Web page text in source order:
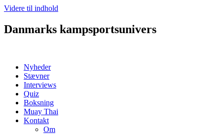
Videre til indhold
Danmarks kampsportsunivers
Nyheder
Stævner
Interviews
Quiz
Boksning
Muay Thai
Kontakt
Om